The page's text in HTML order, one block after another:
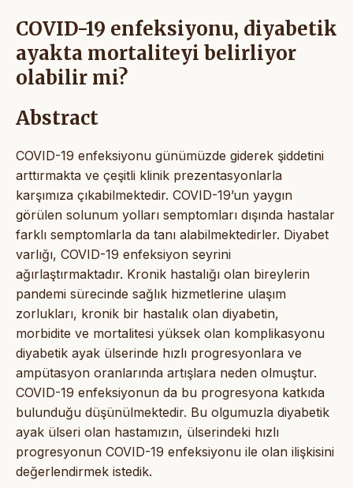
COVID-19 enfeksiyonu, diyabetik
ayakta mortaliteyi belirliyor
olabilir mi?
Abstract
COVID-19 enfeksiyonu günümüzde giderek şiddetini
arttırmakta ve çeşitli klinik prezentasyonlarla
karşımıza çıkabilmektedir. COVID-19’un yaygın
görülen solunum yolları semptomları dışında hastalar
farklı semptomlarla da tanı alabilmektedirler. Diyabet
varlığı, COVID-19 enfeksiyon seyrini
ağırlaştırmaktadır. Kronik hastalığı olan bireylerin
pandemi sürecinde sağlık hizmetlerine ulaşım
zorlukları, kronik bir hastalık olan diyabetin,
morbidite ve mortalitesi yüksek olan komplikasyonu
diyabetik ayak ülserinde hızlı progresyonlara ve
ampütasyon oranlarında artışlara neden olmuştur.
COVID-19 enfeksiyonun da bu progresyona katkıda
bulunduğu düşünülmektedir. Bu olgumuzla diyabetik
ayak ülseri olan hastamızın, ülserindeki hızlı
progresyonun COVID-19 enfeksiyonu ile olan ilişkisini
değerlendirmek istedik.